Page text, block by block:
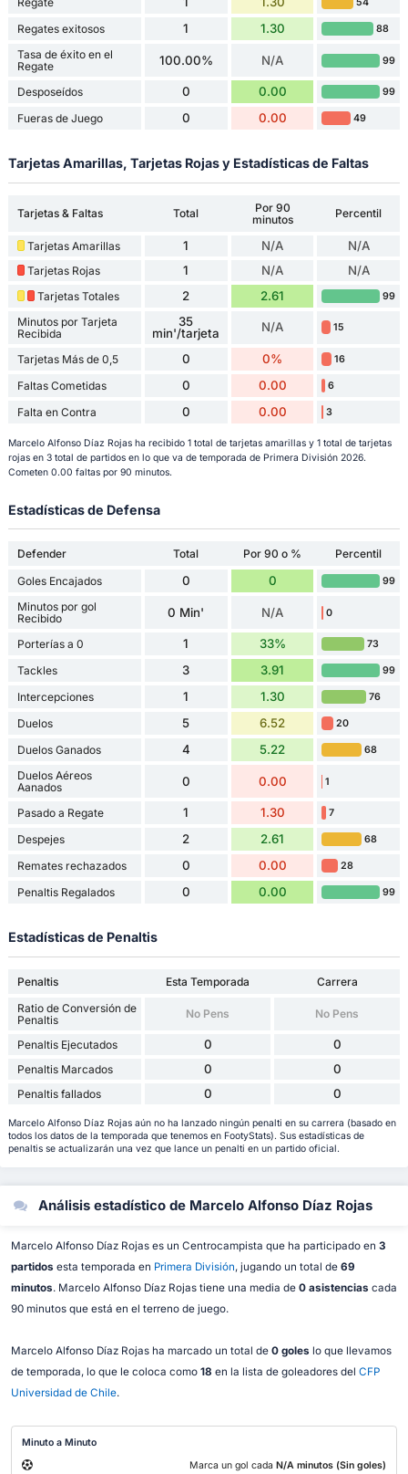
54
Regates exitosos 1 1.30 88
Tasa de éxito en el
Regate
100.00% N/A 99
Desposeídos 0 0.00 99
Fueras de Juego 0 0.00 49
Tarjetas Amarillas, Tarjetas Rojas y Estadísticas de Faltas
Tarjetas & Faltas Total
Por 90
minutos
Percentil
Tarjetas Amarillas 1 N/A N/A
Tarjetas Rojas 1 N/A N/A
Tarjetas Totales 2 2.61 99
Minutos por Tarjeta
Recibida
35
min'/tarjeta
N/A 15
Tarjetas Más de 0,5 0 0% 16
Faltas Cometidas 0 0.00 6
Falta en Contra 0 0.00 3
Marcelo Alfonso Díaz Rojas ha recibido 1 total de tarjetas amarillas y 1 total de tarjetas
rojas en 3 total de partidos en lo que va de temporada de Primera División 2026.
Cometen 0.00 faltas por 90 minutos.
Estadísticas de Defensa
Defender Total Por 90 o %
Percentil
Goles Encajados
0 0 99
Minutos por gol
Recibido
0 Min' N/A 0
Porterías a 0 1 33% 73
Tackles 3 3.91 99
Intercepciones 1 1.30 76
Duelos 5 6.52 20
Duelos Ganados 4 5.22 68
Duelos Aéreos
Aanados
0 0.00 1
Pasado a Regate 1 1.30 7
Despejes 2 2.61 68
Remates rechazados 0 0.00 28
Penaltis Regalados 0 0.00 99
Estadísticas de Penaltis
Penaltis Esta Temporada
Carrera
Ratio de Conversión de
Penaltis
No Pens No Pens
Penaltis Ejecutados 0 0
Penaltis Marcados 0 0
Penaltis fallados 0 0
Marcelo Alfonso Díaz Rojas aún no ha lanzado ningún penalti en su carrera (basado en
todos los datos de la temporada que tenemos en FootyStats). Sus estadísticas de
penaltis se actualizarán una vez que lance un penalti en un partido oficial.
Análisis estadístico de Marcelo Alfonso Díaz Rojas
Marcelo Alfonso Díaz Rojas es un Centrocampista que ha participado en 3
partidos esta temporada en Primera División, jugando un total de 69
minutos. Marcelo Alfonso Díaz Rojas tiene una media de 0 asistencias cada
90 minutos que está en el terreno de juego.
Marcelo Alfonso Díaz Rojas ha marcado un total de 0 goles lo que llevamos
de temporada, lo que le coloca como 18 en la lista de goleadores del CFP
Universidad de Chile.
Minuto a Minuto
Marca un gol cada N/A minutos (Sin goles)